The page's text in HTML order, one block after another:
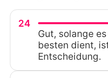
24
Gut, solange
besten dient,
Entscheidung.